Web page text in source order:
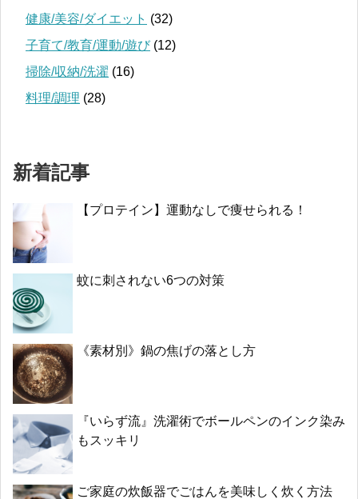
健康/美容/ダイエット (32)
子育て/教育/運動/遊び(12)
掃除/収納/洗濯 (16)
料理/調理 (28)
新着記事
【プロテイン】運動なしで痩せられる！
蚊に刺されない6つの対策
《素材別》鍋の焦げの落とし方
『いらず流』洗濯術でボールペンのインク染み
もスッキリ
ご家庭の炊飯器でごはんを美味しく炊く方法